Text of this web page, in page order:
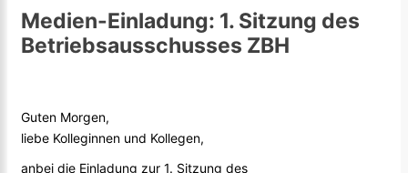
Medien-Einladung: 1. Sitzung des
Betriebsausschusses ZBH
Guten Morgen,
liebe Kolleginnen und Kollegen,
anbei die Einladung zur 1. Sitzung des